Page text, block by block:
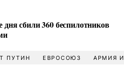
сбили 360 беспилотников
ПУТИН ЕВРОСОЮЗ АРМИЯ